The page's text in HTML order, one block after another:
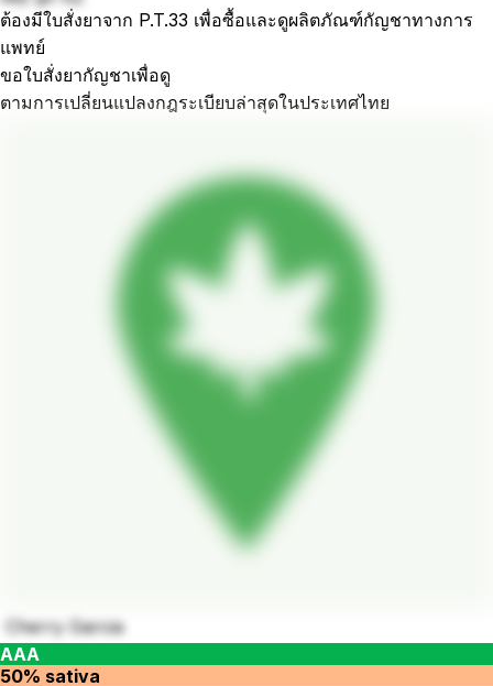
ต้องมีใบสั่งยาจาก P.T.33 เพื่อซื้อและดูผลิตภัณฑ์กัญชาทางการ
แพทย์
ขอใบสั่งยากัญชาเพื่อดู
ตามการเปลี่ยนแปลงกฎระเบียบล่าสุดในประเทศไทย
Cherry Garcia
AAA
50% sativa